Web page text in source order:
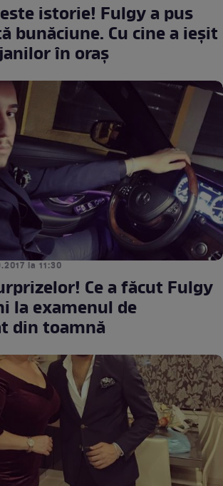
este istorie! Fulgy a pus
bunăciune. Cu cine a ieșit
în oraș
la 11:30
Ce a făcut Fulgy
la examenul de
din toamnă